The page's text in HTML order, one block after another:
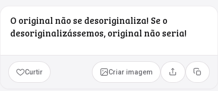
O original não se desoriginaliza! Se o
desoriginalizássemos, original não seria!
Curtir Criar imagem Compartilhar
Copiar